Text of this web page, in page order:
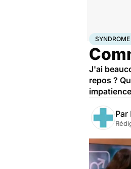
AccueilSanté
J'ai
repos ?
Par